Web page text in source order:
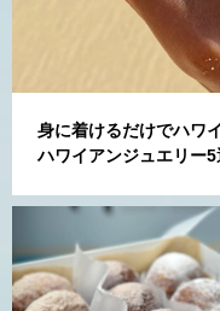
身に着けるだけでハワ
ハワイアンジュエリー5